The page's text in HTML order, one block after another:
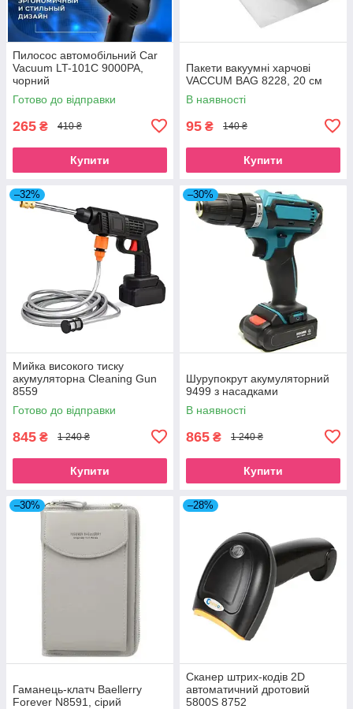
Пилосос автомобільний Car
Vacuum LT-101C 9000PA,
чорний
Готово до відправки
265 ₴ 410 ₴
Купити
Пакети вакуумні харчові
VACCUM BAG 8228, 20 см
В наявності
95 ₴ 140 ₴
Купити
–32%
Мийка високого тиску
акумуляторна Cleaning Gun
8559
Готово до відправки
845 ₴ 1 240 ₴
Купити
–30%
Шурупокрут акумуляторний
9499 з насадками
В наявності
865 ₴ 1 240 ₴
Купити
–30%
Гаманець-клатч Baellerry
Forever N8591, сірий
–28%
Сканер штрих-кодів 2D
автоматичний дротовий
5800S 8752